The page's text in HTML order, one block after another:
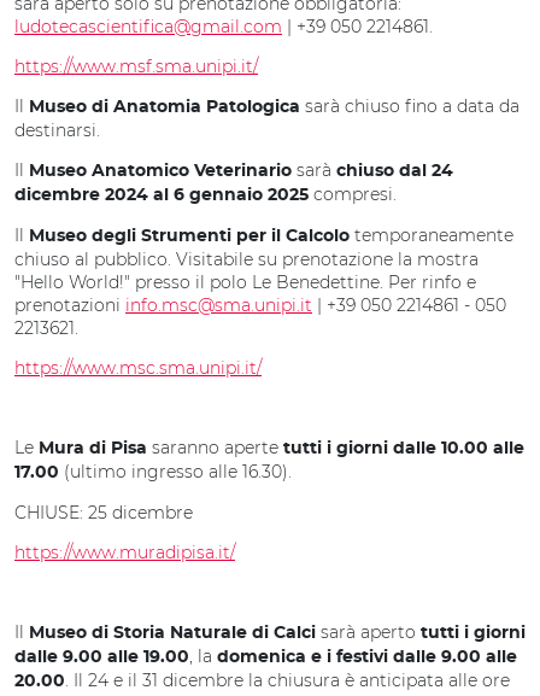
ludotecascientifica@gmail.com | +39 050 2214861.
https://www.msf.sma.unipi.it/
Museo di Anatomia Patologica sarà chiuso fino a data da
destinarsi.
Museo Anatomico Veterinario sarà chiuso dal 24
dicembre 2024 al 6 gennaio 2025 compresi.
Museo degli Strumenti per il Calcolo temporaneamente
chiuso al pubblico. Visitabile su prenotazione la mostra
"Hello World!" presso il polo Le Benedettine. Per rinfo e
prenotazioni info.msc@sma.unipi.it | +39 050 2214861 - 050
2213621.
https://www.msc.sma.unipi.it/
Le Mura di Pisa saranno aperte tutti i giorni dalle 10.00 alle
17.00 (ultimo ingresso alle 16.30).
CHIUSE: 25 dicembre
https://www.muradipisa.it/
Museo di Storia Naturale di Calci sarà aperto tutti i giorni
dalle 9.00 alle 19.00, la domenica e i festivi dalle 9.00 alle
20.00. Il 24 e il 31 dicembre la chiusura è anticipata alle ore